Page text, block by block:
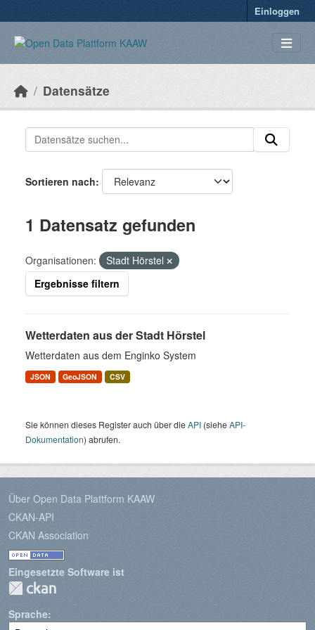
Einloggen
Datensätze
Sortieren nach
1 Datensatz gefunden
Organisationen:
Stadt Hörstel
Ergebnisse filtern
Wetterdaten aus der Stadt Hörstel
Wetterdaten aus dem Enginko System
JSON GeoJSON CSV
Sie können dieses Register auch über dieAPI (sieheAPI-
Dokumentation) abrufen.
Über Open Data Plattform KAAW
CKAN-API
CKAN Association
Eingesetzte Software ist
Sprache